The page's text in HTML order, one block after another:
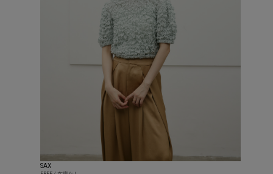
SAX